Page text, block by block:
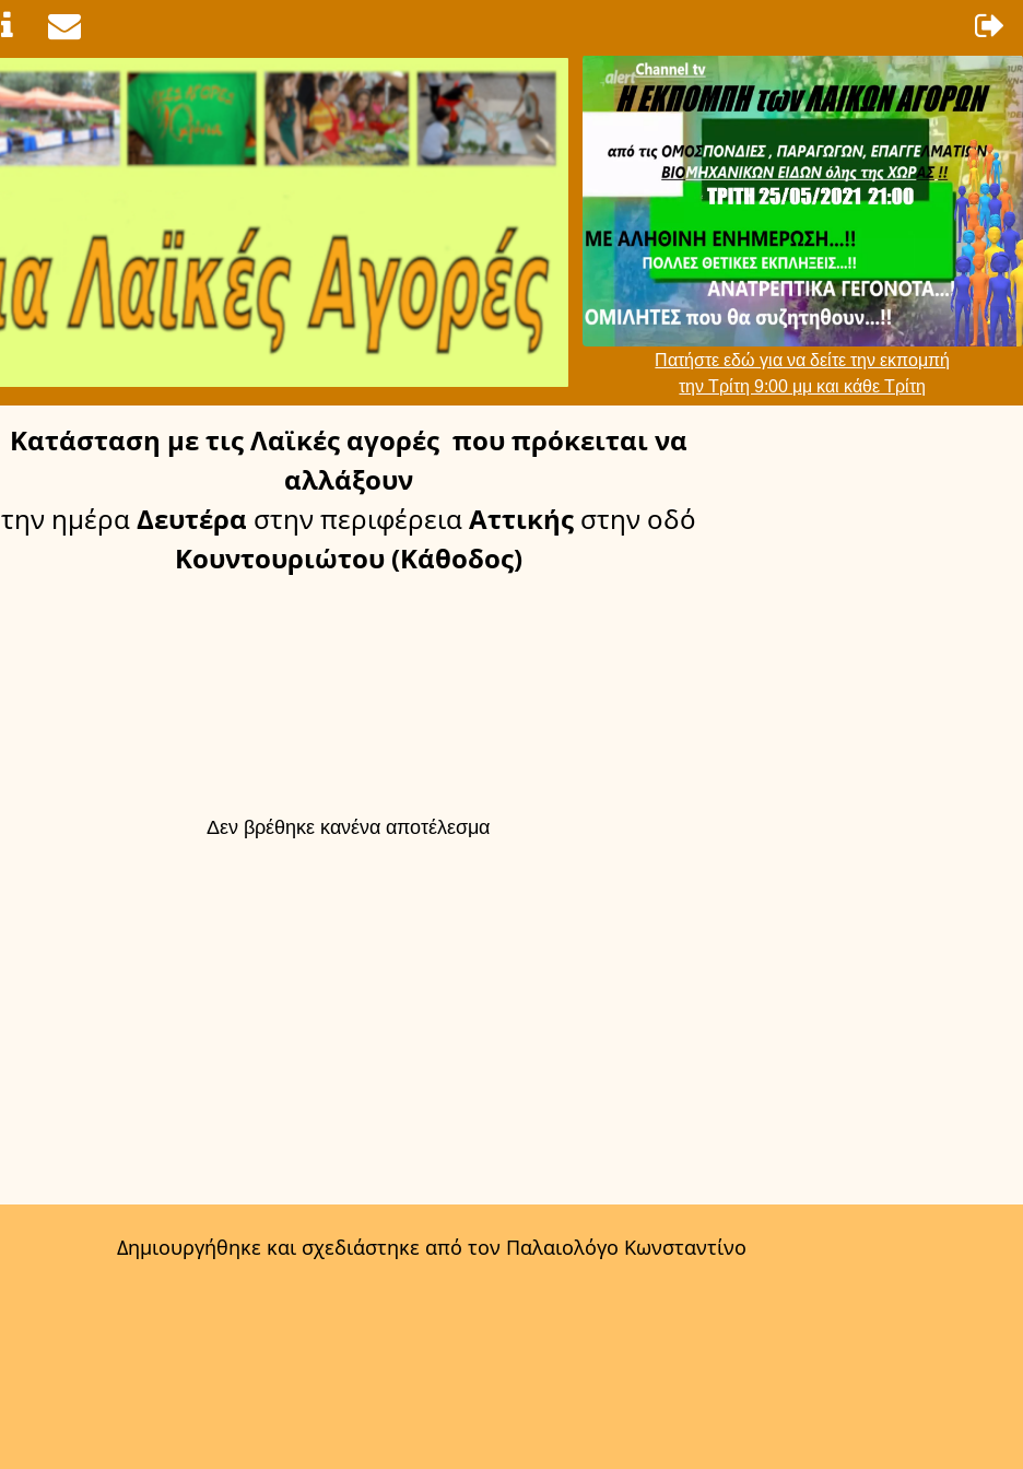
Πατήστε εδώ για να δείτε την εκπομπή
την Τρίτη 9:00 μμ και κάθε Τρίτη
Κατάσταση με τις Λαϊκές αγορές που πρόκειται να
αλλάξουν
την ημέραΔευτέρα στην περιφέρειαΑττικής στην οδό
Κουντουριώτου (Κάθοδος)
Δεν βρέθηκε κανένα αποτέλεσμα
Δημιουργήθηκε και σχεδιάστηκε από τον Παλαιολόγο Κωνσταντίνο